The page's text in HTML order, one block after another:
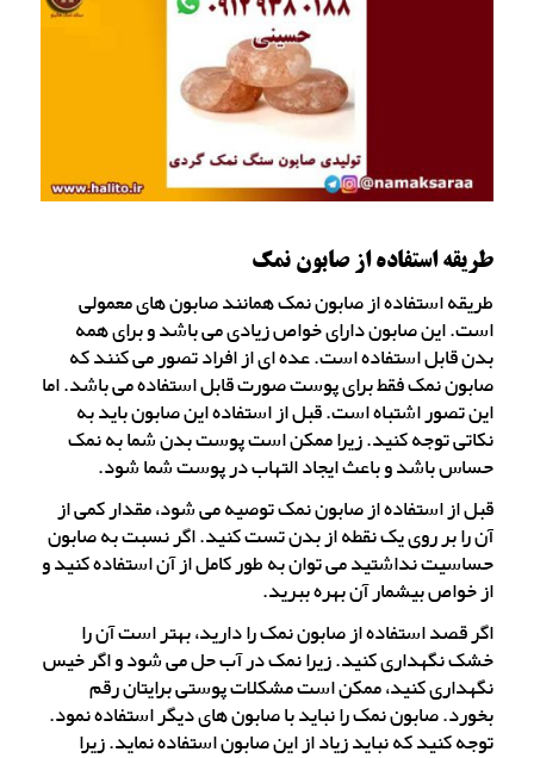
طریقه استفاده از صابون نمک
طریقه استفاده از صابون نمک همانند صابون های معمولی
است. این صابون دارای خواص زیادی می باشد و برای همه
بدن قابل استفاده است. عده ای از افراد تصور می کنند که
صابون نمک فقط برای پوست صورت قابل استفاده می باشد. اما
این تصور اشتباه است. قبل از استفاده این صابون باید به
نکاتی توجه کنید. زیرا ممکن است پوست بدن شما به نمک
حساس باشد و باعث ایجاد التهاب در پوست شما شود.
قبل از استفاده از صابون نمک توصیه می شود، مقدار کمی از
آن را بر روی یک نقطه از بدن تست کنید. اگر نسبت به صابون
حساسیت نداشتید می توان به طور کامل از آن استفاده کنید و
از خواص بیشمار آن بهره ببرید.
اگر قصد استفاده از صابون نمک را دارید، بهتر است آن را
خشک نگهداری کنید. زیرا نمک در آب حل می شود و اگر خیس
نگهداری کنید، ممکن است مشکلات پوستی برایتان رقم
بخورد. صابون نمک را نباید با صابون های دیگر استفاده نمود.
توجه کنید که نباید زیاد از این صابون استفاده نماید. زیرا